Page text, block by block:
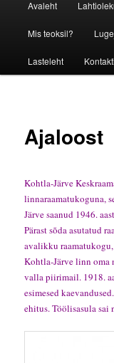
Avaleht
Mis teoksil?
Lasteleht
Ajaloost
Kohtla-Järve
linnaraamatukoguna,
Järvesaanud 1946.
Pärast sõda asutatud
avalikku
Kohtla-Järve linn oma
valla piirimail. 1918.
esimesed
ehitus. Töölisasula sai